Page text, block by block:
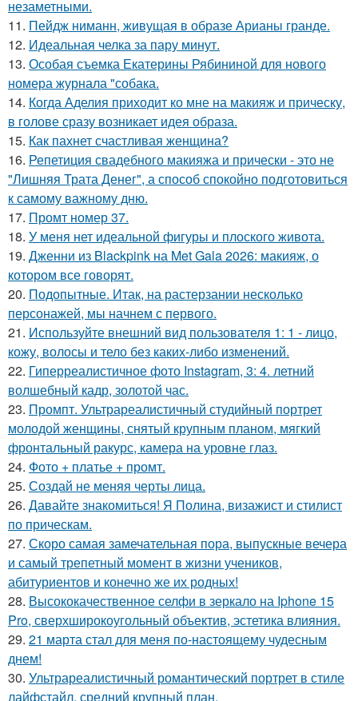
незаметными.
11. Пейдж ниманн, живущая в образе Арианы гранде.
12. Идеальная челка за пару минут.
13. Особая съемка Екатерины Рябининой для нового
номера журнала "собака.
14. Когда Аделия приходит ко мне на макияж и прическу,
в голове сразу возникает идея образа.
15. Как пахнет счастливая женщина?
16. Репетиция свадебного макияжа и прически - это не
"Лишняя Трата Денег", а способ спокойно подготовиться
к самому важному дню.
17. Промт номер 37.
18. У меня нет идеальной фигуры и плоского живота.
19. Дженни из Blackpink на Met Gala 2026: макияж, о
котором все говорят.
20. Подопытные. Итак, на растерзании несколько
персонажей, мы начнем с первого.
21. Используйте внешний вид пользователя 1: 1 - лицо,
кожу, волосы и тело без каких-либо изменений.
22. Гиперреалистичное фото Instagram, 3: 4. летний
волшебный кадр, золотой час.
23. Промпт. Ультрареалистичный студийный портрет
молодой женщины, снятый крупным планом, мягкий
фронтальный ракурс, камера на уровне глаз.
24. Фото + платье + промт.
25. Создай не меняя черты лица.
26. Давайте знакомиться! Я Полина, визажист и стилист
по прическам.
27. Скоро самая замечательная пора, выпускные вечера
и самый трепетный момент в жизни учеников,
абитуриентов и конечно же их родных!
28. Высококачественное селфи в зеркало на Iphone 15
Pro, сверхширокоугольный объектив, эстетика влияния.
29. 21 марта стал для меня по-настоящему чудесным
днем!
30. Ультрареалистичный романтический портрет в стиле
лайфстайл, средний крупный план.